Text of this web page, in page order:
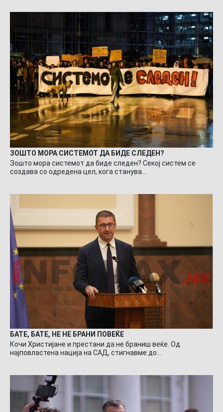
ЗОШТО МОРА СИСТЕМОТ ДА БИДЕ СЛЕДЕН?
Зошто мора системот да биде следен? Секој систем се
создава со одредена цел, кога станува…
БАТЕ, БАТЕ, НЕ НЕ БРАНИ ПОВЕЌЕ
Кочи Христијане и престани да не браниш веќе. Од
најповластена нација на САД, стигнавме до…